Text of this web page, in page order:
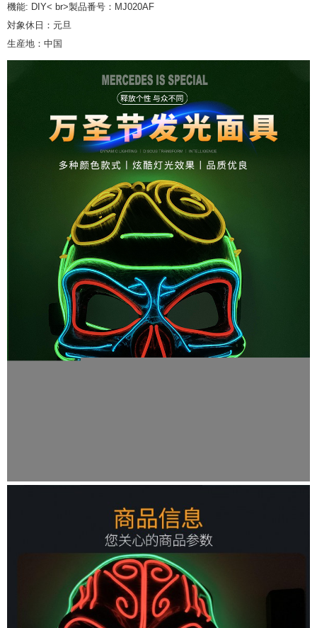
機能: DIY< br>製品番号：MJ020AF
対象休日：元旦
生産地：中国